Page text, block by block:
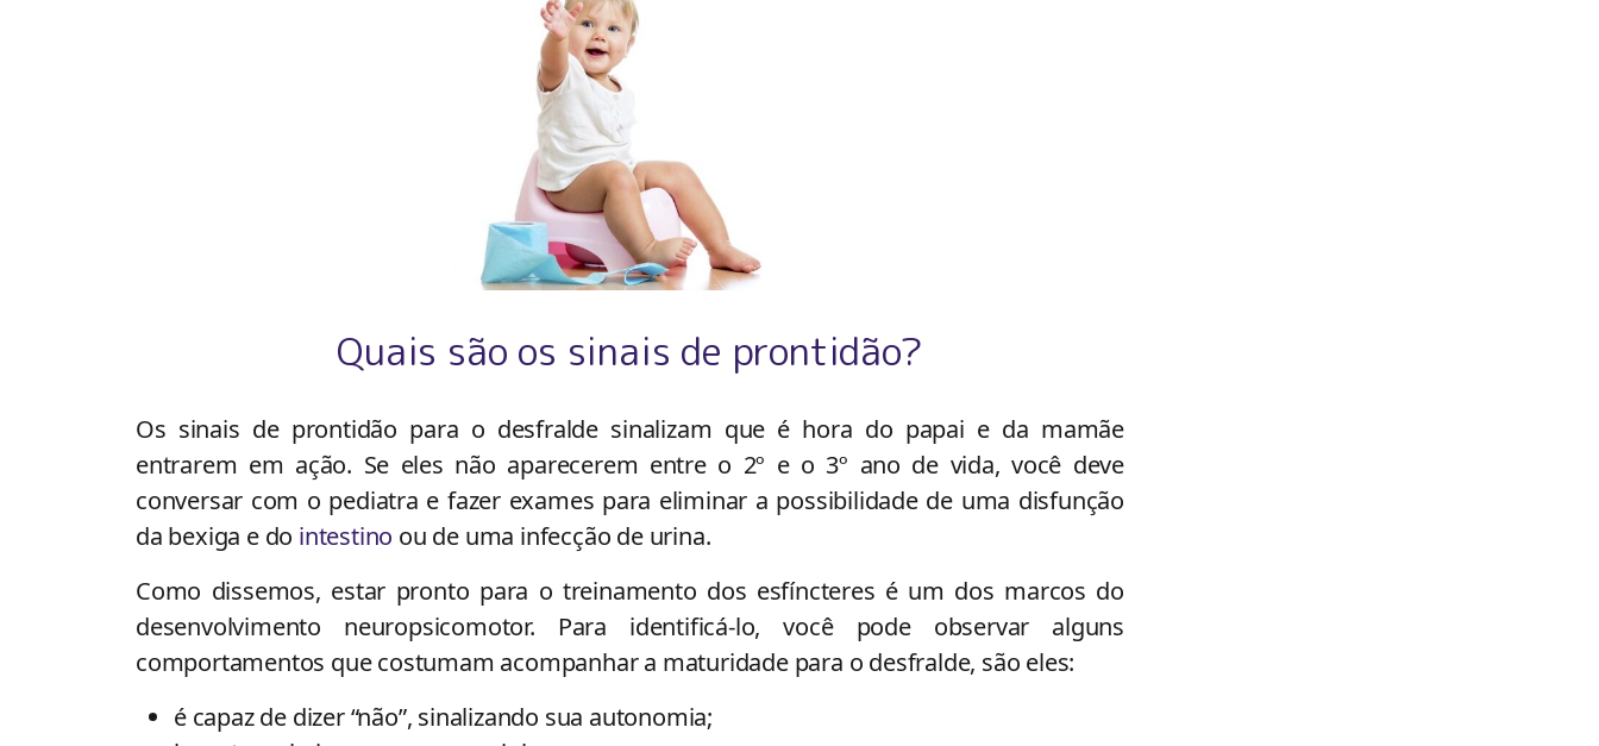
Quais são os sinais de prontidão?
Os sinais de prontidão para o desfralde sinalizam que é hora do papai e da mamãe
entrarem em ação. Se eles não aparecerem entre o 2º e o 3º ano de vida, você deve
conversar com o pediatra e fazer exames para eliminar a possibilidade de uma disfunção
da bexiga e do intestino ou de uma infecção de urina.
Como dissemos, estar pronto para o treinamento dos esfíncteres é um dos marcos do
desenvolvimento neuropsicomotor. Para identificá-lo, você pode observar alguns
comportamentos que costumam acompanhar a maturidade para o desfralde, são eles:
é capaz de dizer “não”, sinalizando sua autonomia;